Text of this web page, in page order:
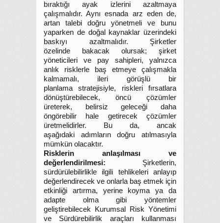
bıraktığı ayak izlerini azaltmaya
çalışmalıdır. Aynı esnada arz eden de,
artan talebi doğru yönetmeli ve bunu
yaparken de doğal kaynaklar üzerindeki
baskıyı azaltmalıdır. Şirketler
özelinde bakacak olursak; şirket
yöneticileri ve pay sahipleri, yalnızca
anlık risklerle baş etmeye çalışmakla
kalmamalı, ileri görüşlü bir
planlama stratejisiyle, riskleri fırsatlara
dönüştürebilecek, öncü çözümler
üreterek, belirsiz geleceği daha
öngörebilir hale getirecek çözümler
üretmelidirler. Bu da, ancak
aşağıdaki adımların doğru atılmasıyla
mümkün olacaktır.
Risklerin anlaşılması ve
değerlendirilmesi: Şirketlerin,
sürdürülebilirlikle ilgili tehlikeleri anlayıp
değerlendirecek ve onlarla baş etmek için
etkinliği artırma, yerine koyma ya da
adapte olma gibi yöntemler
geliştirebilecek Kurumsal Risk Yönetimi
ve Sürdürebilirlik araçları kullanması